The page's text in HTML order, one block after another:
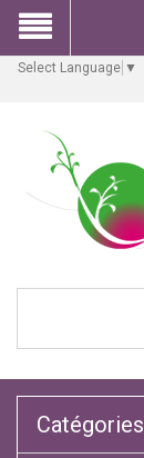
Select Language ▼
Catégories